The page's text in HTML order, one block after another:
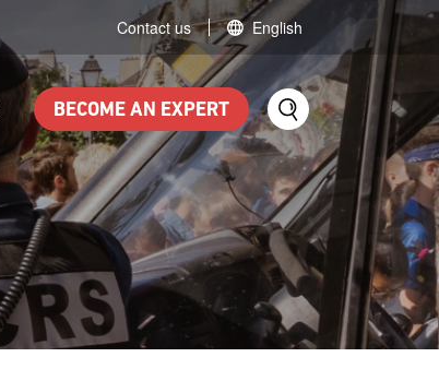
Contact us English
BECOME AN EXPERT